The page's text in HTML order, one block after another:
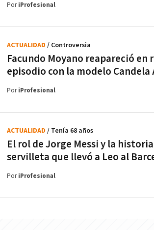
PoriProfesional
Facundo Moyano reapareció en
episodio con la modelo Candela
ACTUALIDAD / Controversia
PoriProfesional
El rol de Jorge Messi y la
servilleta que llevó a Leo al
ACTUALIDAD / Tenía 68 años
PoriProfesional